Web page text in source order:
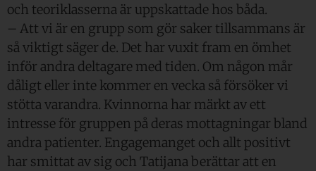
och teoriklasserna är uppskattade hos båda.
– Att vi är en grupp som gör saker tillsammans är
så viktigt säger de. Det har vuxit fram en ömhet
inför andra deltagare med tiden. Om någon mår
dåligt eller inte kommer en vecka så försöker vi
stötta varandra. Kvinnorna har märkt av ett
intresse för gruppen på deras mottagningar bland
andra patienter. Engagemanget och allt positivt
har smittat av sig och Tatijana berättar att en